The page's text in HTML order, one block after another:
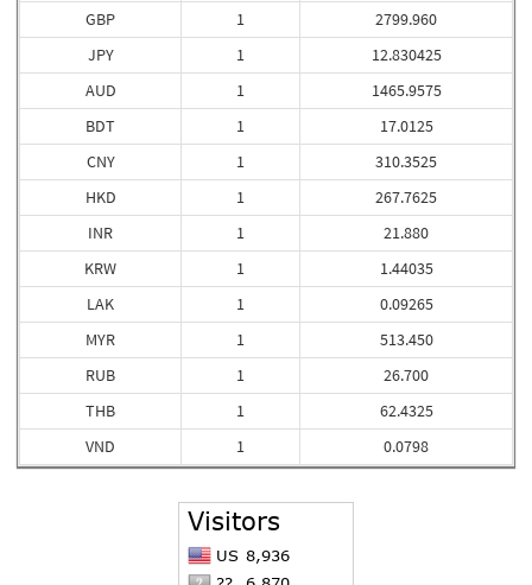
GBP
JPY
AUD
BDT
CNY
HKD
INR
KRW
LAK
MYR
RUB
THB
VND
1
1
1
1
1
1
1
1
1
1
1
1
1
2799.960
12.830425
1465.9575
17.0125
310.3525
267.7625
21.880
1.44035
0.09265
513.450
26.700
62.4325
0.0798